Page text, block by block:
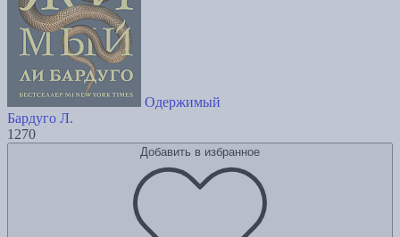
Одержимый
Бардуго Л.
1270
Добавить в избранное